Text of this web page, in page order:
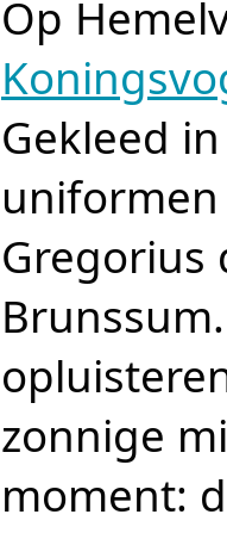
Op
Gekleed
Gregorius
zonnige
moment: